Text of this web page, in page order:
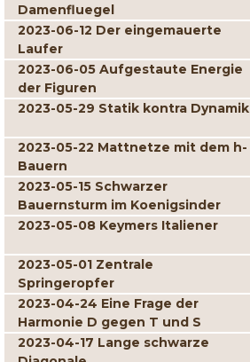
Damenfluegel
2023-06-12 Der eingemauerte
Laufer
2023-06-05 Aufgestaute Energie
der Figuren
2023-05-29 Statik kontra Dynamik
2023-05-22 Mattnetze mit dem h-
Bauern
2023-05-15 Schwarzer
Bauernsturm im Koenigsinder
2023-05-08 Keymers Italiener
2023-05-01 Zentrale
Springeropfer
2023-04-24 Eine Frage der
Harmonie D gegen T und S
2023-04-17 Lange schwarze